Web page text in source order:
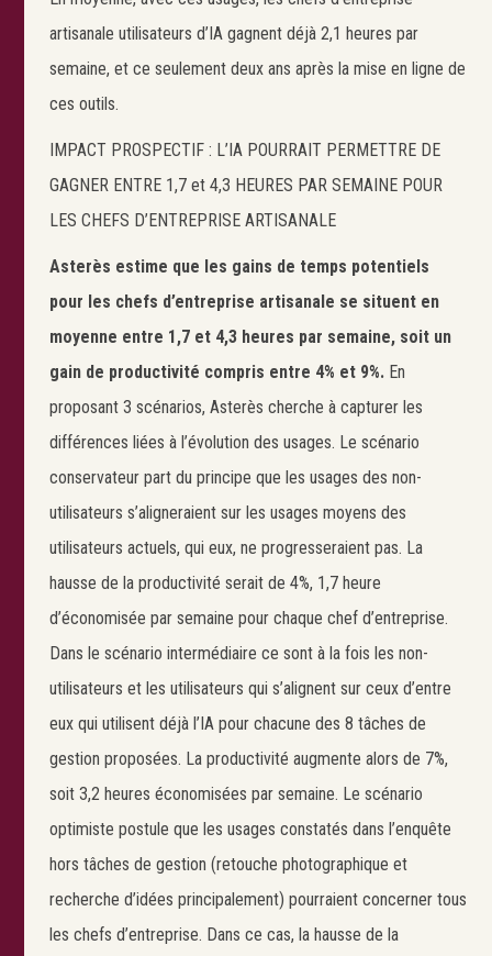
artisanale utilisateurs d’IA gagnent déjà 2,1 heures par
semaine, et ce seulement deux ans après la mise en ligne de
ces outils.
IMPACT PROSPECTIF : L’IA POURRAIT PERMETTRE DE
GAGNER ENTRE 1,7 et 4,3 HEURES PAR SEMAINE POUR
LES CHEFS D’ENTREPRISE ARTISANALE
Asterès estime que les gains de temps potentiels
pour les chefs d’entreprise artisanale se situent en
moyenne entre 1,7 et 4,3 heures par semaine, soit un
gain de productivité compris entre 4% et 9%.En
proposant 3 scénarios, Asterès cherche à capturer les
différences liées à l’évolution des usages. Le scénario
conservateur part du principe que les usages des non-
utilisateurs s’aligneraient sur les usages moyens des
utilisateurs actuels, qui eux, ne progresseraient pas. La
hausse de la productivité serait de 4%, 1,7 heure
d’économisée par semaine pour chaque chef d’entreprise.
Dans le scénario intermédiaire ce sont à la fois les non-
utilisateurs et les utilisateurs qui s’alignent sur ceux d’entre
eux qui utilisent déjà l’IA pour chacune des 8 tâches de
gestion proposées. La productivité augmente alors de 7%,
soit 3,2 heures économisées par semaine. Le scénario
optimiste postule que les usages constatés dans l’enquête
hors tâches de gestion (retouche photographique et
recherche d’idées principalement) pourraient concerner tous
les chefs d’entreprise. Dans ce cas, la hausse de la
Search